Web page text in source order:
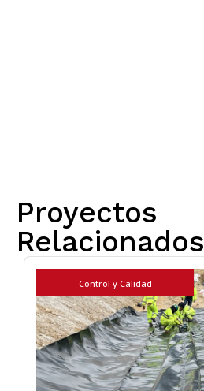
Proyectos
Relacionados
Control y Calidad